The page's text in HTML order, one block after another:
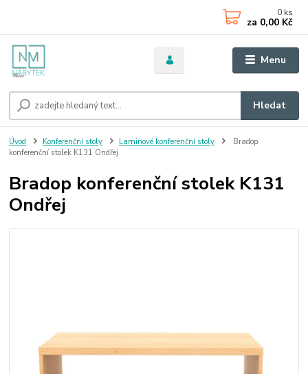
Menu
Hledat
0 ks
za 0,00 Kč
Úvod Konferenční stoly Laminové konferenční stoly
Bradop
konferenční stolek K131 Ondřej
Bradop konferenční stolek K131
Ondřej